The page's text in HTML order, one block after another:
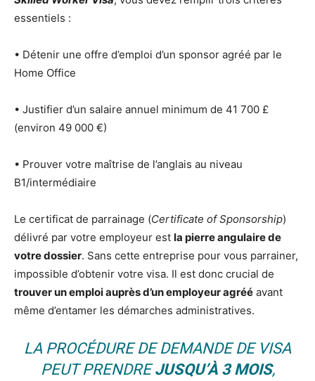
essentiels :
• Détenir une offre d’emploi d’un sponsor agréé par le
Home Office
• Justifier d’un salaire annuel minimum de 41 700 £
(environ 49 000 €)
• Prouver votre maîtrise de l’anglais au niveau
B1/intermédiaire
Le certificat de parrainage (Certificate of Sponsorship)
délivré par votre employeur est la pierre angulaire de
votre dossier. Sans cette entreprise pour vous parrainer,
impossible d’obtenir votre visa. Il est donc crucial de
trouver un emploi auprès d’un employeur agréé avant
même d’entamer les démarches administratives.
LA PROCÉDURE DE DEMANDE DE VISA
PEUT PRENDREJUSQU’À 3 MOIS,